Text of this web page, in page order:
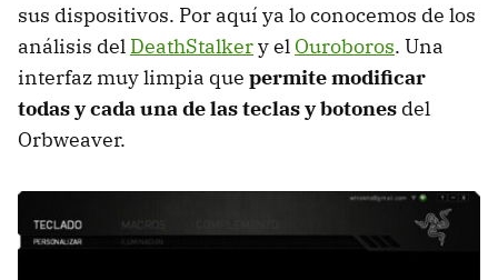
sus dispositivos. Por aquí ya lo conocemos de los
análisis del DeathStalkery el Ouroboros. Una
interfaz muy limpia que permite modificar
todas y cada una de las teclas y botones del
Orbweaver.